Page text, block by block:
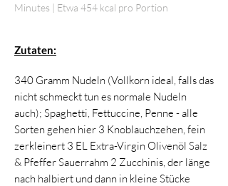
Minutes | Etwa 454 kcal pro Portion
Zutaten:
340 Gramm Nudeln (Vollkorn ideal, falls das
nicht schmeckt tun es normale Nudeln
auch); Spaghetti, Fettuccine, Penne - alle
Sorten gehen hier 3 Knoblauchzehen, fein
zerkleinert 3 EL Extra-Virgin Olivenöl Salz
& Pfeffer Sauerrahm 2 Zucchinis, der länge
nach halbiert und dann in kleine Stücke